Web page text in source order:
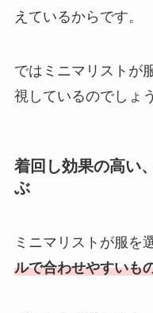
えているからです。
ではミニマリストが
視しているのでしょ
着回し効果の高い
ぶ
ミニマリストが服を
ルで合わせやすいも